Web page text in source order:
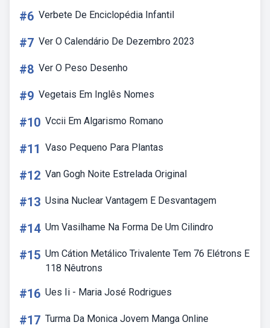
#6 Verbete De Enciclopédia Infantil
#7 Ver O Calendário De Dezembro 2023
#8 Ver O Peso Desenho
#9 Vegetais Em Inglês Nomes
#10 Vccii Em Algarismo Romano
#11 Vaso Pequeno Para Plantas
#12 Van Gogh Noite Estrelada Original
#13 Usina Nuclear Vantagem E Desvantagem
#14 Um Vasilhame Na Forma De Um Cilindro
#15 Um Cátion Metálico Trivalente Tem 76 Elétrons E
118 Nêutrons
#16 Ues Ii - Maria José Rodrigues
#17 Turma Da Monica Jovem Manga Online